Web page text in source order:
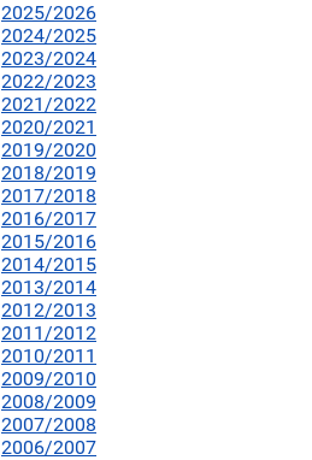
2025/2026
2024/2025
2023/2024
2022/2023
2021/2022
2020/2021
2019/2020
2018/2019
2017/2018
2016/2017
2015/2016
2014/2015
2013/2014
2012/2013
2011/2012
2010/2011
2009/2010
2008/2009
2007/2008
2006/2007